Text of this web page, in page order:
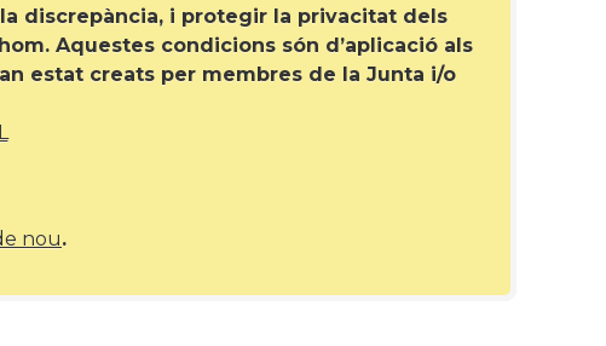
discrepància, i protegir la privacitat dels
Aquestes condicions són d’aplicació als
estat creats per membres de la Junta i/o
nou.